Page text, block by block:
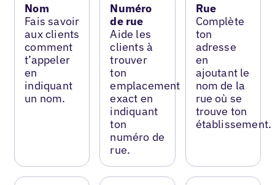
Nom
Fais savoir
aux clients
comment
t’appeler
en
indiquant
un nom.
Numéro
de rue
Aide les
clients à
trouver
ton
emplacement
exact en
indiquant
ton
numéro de
rue.
Rue
Complète
ton
adresse
en
ajoutant le
nom de la
rue où se
trouve ton
établissement.